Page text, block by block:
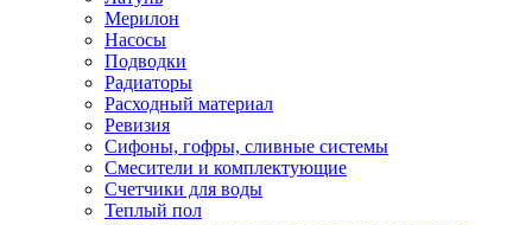
Мерилон
Насосы
Подводки
Радиаторы
Расходный материал
Ревизия
Сифоны, гофры, сливные системы
Смесители и комплектующие
Счетчики для воды
Теплый пол